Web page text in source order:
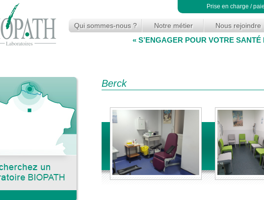
Prise en charge /
Qui sommes-nous ? Notre métier Nous rejoindre
« S’ENGAGER POUR VOTRE
Berck